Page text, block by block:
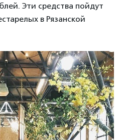
Эти средства пойдут
в Рязанской